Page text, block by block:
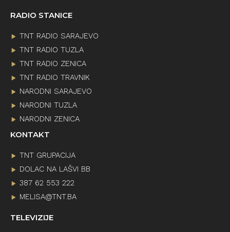
RADIO STANICE
TNT RADIO SARAJEVO
TNT RADIO TUZLA
TNT RADIO ZENICA
TNT RADIO TRAVNIK
NARODNI SARAJEVO
NARODNI TUZLA
NARODNI ZENICA
KONTAKT
TNT GRUPACIJA
DOLAC NA LAŠVI BB
387 62 553 222
MELISA@TNT.BA
TELEVIZIJE